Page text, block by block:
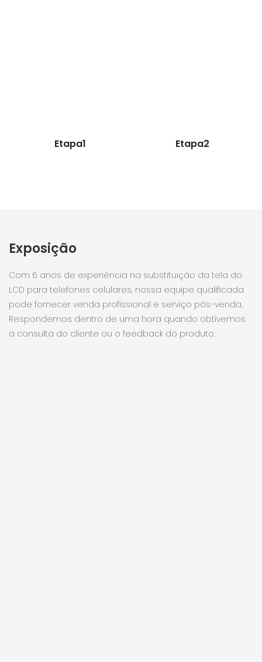
Etapa1 Etapa2
Exposição
Com 6 anos de experiência na substituição da tela do
LCD para telefones celulares, nossa equipe qualificada
pode fornecer venda profissional e serviço pós-venda.
Respondemos dentro de uma hora quando obtivemos
a consulta do cliente ou o feedback do produto.